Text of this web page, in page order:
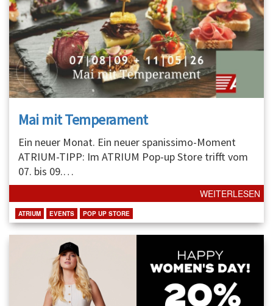
Mai mit Temperament
Ein neuer Monat. Ein neuer spanissimo-Moment
ATRIUM-TIPP: Im ATRIUM Pop-up Store trifft vom
07. bis 09.…
WEITERLESEN
ATRIUM EVENTS POP UP STORE